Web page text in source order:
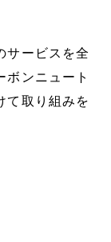
サービスを全
ボンニュート
て取り組みを